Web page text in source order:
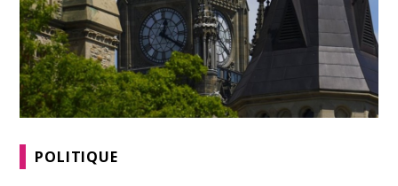
POLITIQUE